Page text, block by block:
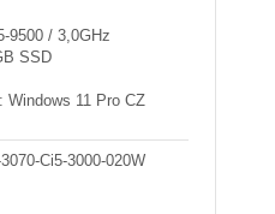
9500 / 3,0GHz
SSD
11 Pro CZ
Ci5-3000-020W